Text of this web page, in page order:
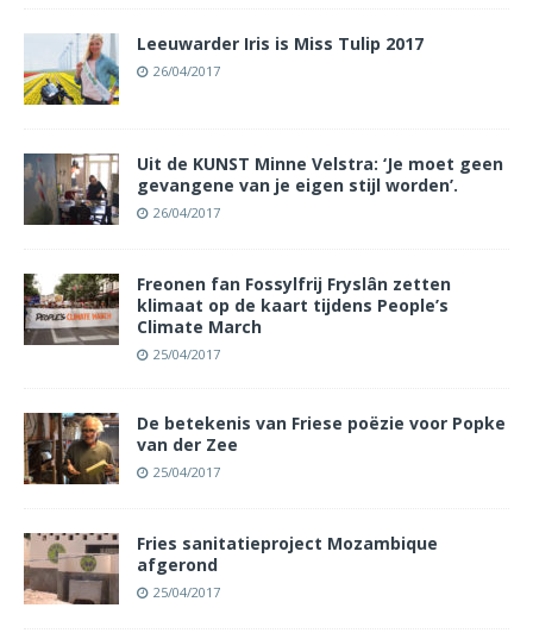
Leeuwarder Iris is Miss Tulip 2017
26/04/2017
Uit de KUNST Minne Velstra: ‘Je moet geen
gevangene van je eigen stijl worden’.
26/04/2017
Freonen fan Fossylfrij Fryslân zetten
klimaat op de kaart tijdens People’s
Climate March
25/04/2017
De betekenis van Friese poëzie voor Popke
van der Zee
25/04/2017
Fries sanitatieproject Mozambique
afgerond
25/04/2017